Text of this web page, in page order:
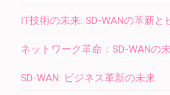
IT技術の未来: SD-WANの革新と
ネットワーク革命：SD-WANの
SD-WAN: ビジネス革新の未来